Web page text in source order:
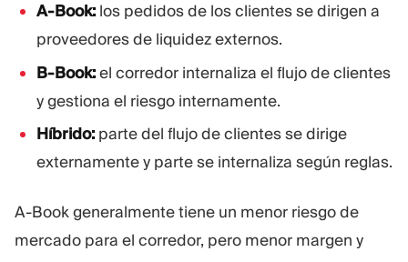
A-Book:los pedidos de los clientes se dirigen a
proveedores de liquidez externos.
B-Book:el corredor internaliza el flujo de clientes
y gestiona el riesgo internamente.
Híbrido:parte del flujo de clientes se dirige
externamente y parte se internaliza según reglas.
A-Book generalmente tiene un menor riesgo de
mercado para el corredor, pero menor margen y